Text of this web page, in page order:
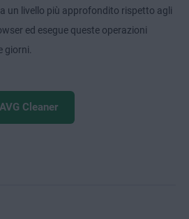
un livello più approfondito rispetto agli
ed esegue queste operazioni
giorni.
Cleaner